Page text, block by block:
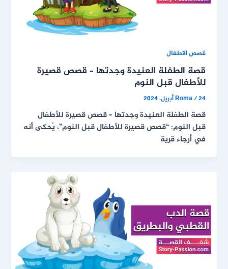
قصص الاطفال
قصة الطفلة العنيدة وجدتها – قصص قصيرة
للأطفال قبل النوم
Roma/24 أبريل، 2024
قصة الطفلة العنيدة وجدتها – قصص قصيرة للأطفال
قبل النوم: “قصص قصيرة للأطفال قبل النوم”، يُحكى أنه
في أرجاء قرية